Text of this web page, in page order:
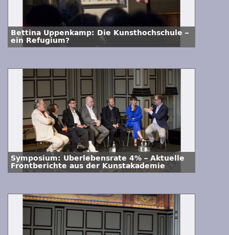
Bettina Uppenkamp: Die Kunsthochschule –
ein Refugium?
Symposium: Überlebensrate 4% – Aktuelle
Frontberichte aus der Kunstakademie